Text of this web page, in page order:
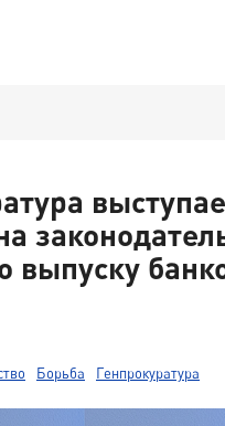
выпуску
Борьба Генпрокуратура